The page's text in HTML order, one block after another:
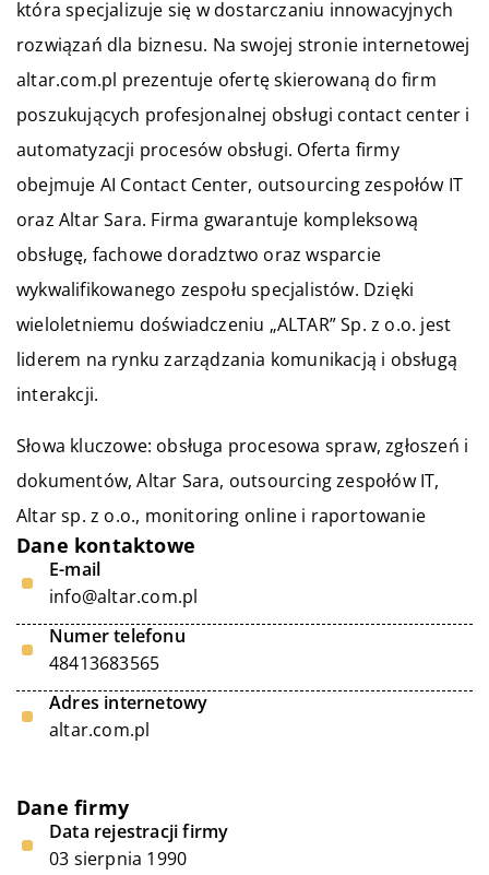
która specjalizuje się w dostarczaniu innowacyjnych
rozwiązań dla biznesu. Na swojej stronie internetowej
altar.com.pl prezentuje ofertę skierowaną do firm
poszukujących profesjonalnej obsługi contact center i
automatyzacji procesów obsługi. Oferta firmy
obejmuje AI Contact Center, outsourcing zespołów IT
oraz Altar Sara. Firma gwarantuje kompleksową
obsługę, fachowe doradztwo oraz wsparcie
wykwalifikowanego zespołu specjalistów. Dzięki
wieloletniemu doświadczeniu „ALTAR” Sp. z o.o. jest
liderem na rynku zarządzania komunikacją i obsługą
interakcji.
Słowa kluczowe: obsługa procesowa spraw, zgłoszeń i
dokumentów, Altar Sara, outsourcing zespołów IT,
Altar sp. z o.o., monitoring online i raportowanie
Dane kontaktowe
E-mail
info@altar.com.pl
Numer telefonu
48413683565
Adres internetowy
altar.com.pl
Dane firmy
Data rejestracji firmy
03 sierpnia 1990